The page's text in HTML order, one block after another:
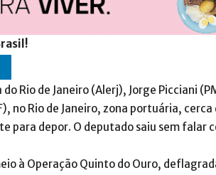
Rio de Janeiro (Alerj), Jorge Picciani
no Rio de Janeiro, zona portuária,
para depor. O deputado saiu sem falar
à Operação Quinto do Ouro,